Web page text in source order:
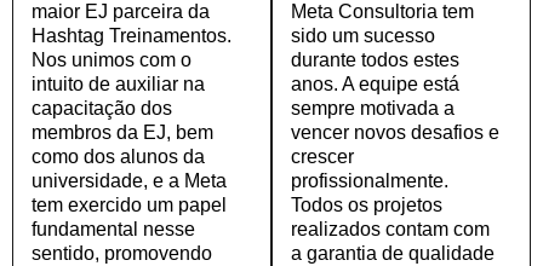
maior EJ parceira da
Hashtag Treinamentos.
Nos unimos com o
intuito de auxiliar na
capacitação dos
membros da EJ, bem
como dos alunos da
universidade, e a Meta
tem exercido um papel
fundamental nesse
sentido, promovendo
Meta Consultoria tem
sido um sucesso
durante todos estes
anos. A equipe está
sempre motivada a
vencer novos desafios e
crescer
profissionalmente.
Todos os projetos
realizados contam com
a garantia de qualidade